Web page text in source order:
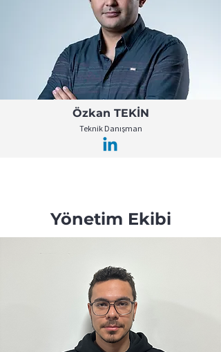
Özkan TEKİN
Teknik Danışman
Yönetim Ekibi